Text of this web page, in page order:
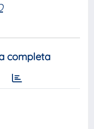
completa